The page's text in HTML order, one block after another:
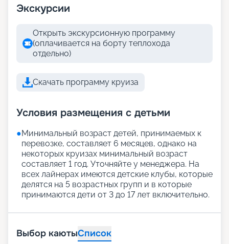
Экскурсии
Открыть экскурсионную программу
(оплачивается на борту теплохода
отдельно)
Скачать программу круиза
Условия размещения с детьми
●Минимальный возраст детей, принимаемых к
перевозке, составляет 6 месяцев, однако на
некоторых круизах минимальный возраст
составляет 1 год. Уточняйте у менеджера. На
всех лайнерах имеются детские клубы, которые
делятся на 5 возрастных групп и в которые
принимаются дети от 3 до 17 лет включительно.
Выбор каютыСписок